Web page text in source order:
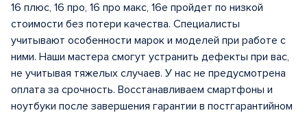
16 плюс, 16 про, 16 про макс, 16е пройдет по низкой
стоимости без потери качества. Специалисты
учитывают особенности марок и моделей при работе с
ними. Наши мастера смогут устранить дефекты при вас,
не учитывая тяжелых случаев. У нас не предусмотрена
оплата за срочность. Восстанавливаем смартфоны и
ноутбуки после завершения гарантии в постгарантийном